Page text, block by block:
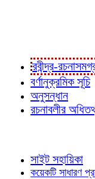
রবীন্দ্র-
বর্ণানুক্রমিক সূচি
অনুসন্ধান
রচনাবলীর
সাইট সহায়িকা
কয়েকটি সাধারণ